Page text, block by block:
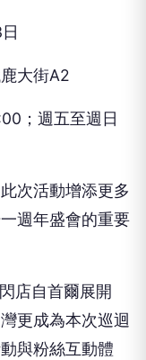
大街A2
；週五至週日
次活動增添更多
週年盛會的重要
店自首爾展開
更成為本次巡迴
與粉絲互動體